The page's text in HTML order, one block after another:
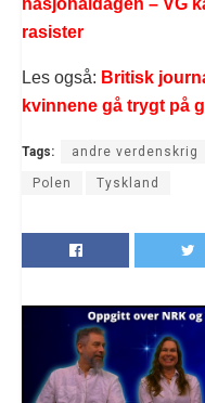
rasister
Les også: Britisk
kvinnene gå trygt på
Tags: andre verdenskrig
Polen Tyskland